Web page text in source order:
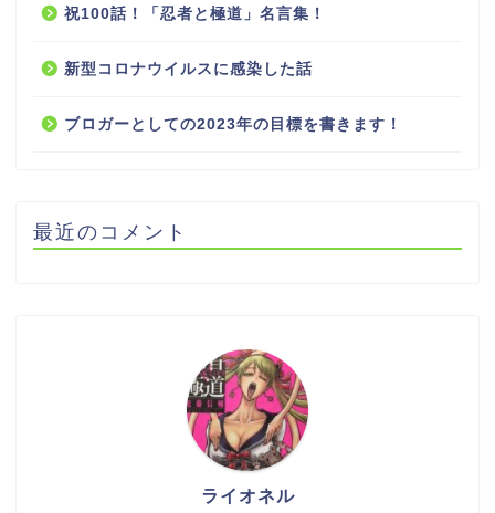
祝100話！「忍者と極道」名言集！
新型コロナウイルスに感染した話
ブロガーとしての2023年の目標を書きます！
最近のコメント
ライオネル